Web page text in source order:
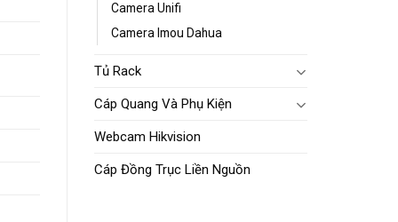
Camera Unifi
Camera Imou Dahua
Tủ Rack
Cáp Quang Và Phụ Kiện
Webcam Hikvision
Cáp Đồng Trục Liền Nguồn